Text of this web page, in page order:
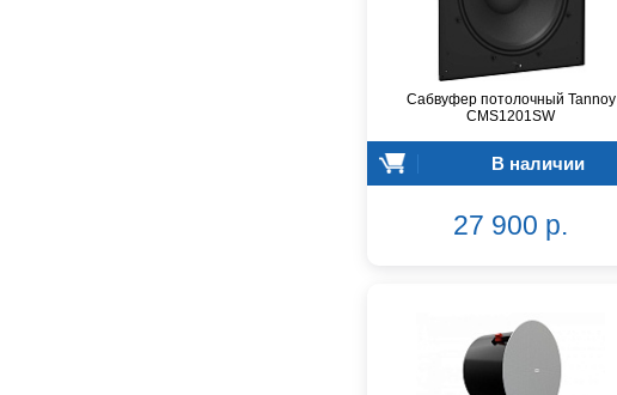
Сабвуфер потолочный Tannoy
CMS1201SW
В наличии
27 900 р.